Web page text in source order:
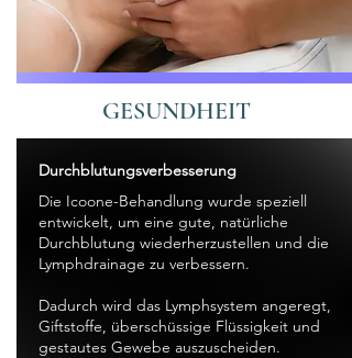
GESUNDHEIT
Durchblutungsverbesserung
Die Icoone-Behandlung wurde speziell
entwickelt, um eine gute, natürliche
Durchblutung wiederherzustellen und die
Lymphdrainage zu verbessern.
Dadurch wird das Lymphsystem angeregt,
Giftstoffe, überschüssige Flüssigkeit und
gestautes Gewebe auszuscheiden.